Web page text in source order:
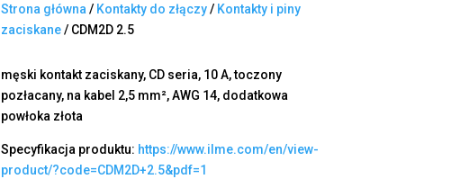
Strona główna / Kontakty do złączy/ Kontakty i piny
zaciskane/ CDM2D 2.5
męski kontakt zaciskany, CD seria, 10 A, toczony
pozłacany, na kabel 2,5 mm², AWG 14, dodatkowa
powłoka złota
Specyfikacja produktu: https://www.ilme.com/en/view-
product/?code=CDM2D+2.5&pdf=1